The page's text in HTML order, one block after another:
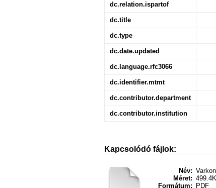
dc.relation.ispartof
dc.title
dc.type
dc.date.updated
dc.language.rfc3066
dc.identifier.mtmt
dc.contributor.department
dc.contributor.institution
Kapcsolódó fájlok:
Név:
Méret:
Formátum:
PDF